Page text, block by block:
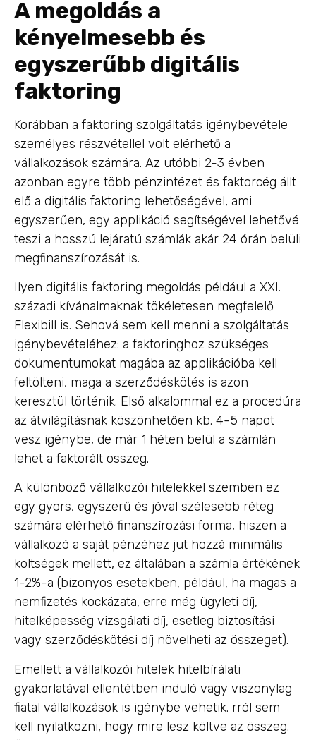
A megoldás a
kényelmesebb és
egyszerűbb digitális
faktoring
Korábban a faktoring szolgáltatás igénybevétele
személyes részvétellel volt elérhető a
vállalkozások számára. Az utóbbi 2-3 évben
azonban egyre több pénzintézet és faktorcég állt
elő a digitális faktoring lehetőségével, ami
egyszerűen, egy applikáció segítségével lehetővé
teszi a hosszú lejáratú számlák akár 24 órán belüli
megfinanszírozását is.
Ilyen digitális faktoring megoldás például a XXI.
századi kívánalmaknak tökéletesen megfelelő
Flexibill is. Sehová sem kell menni a szolgáltatás
igénybevételéhez: a faktoringhoz szükséges
dokumentumokat magába az applikációba kell
feltölteni, maga a szerződéskötés is azon
keresztül történik. Első alkalommal ez a procedúra
az átvilágításnak köszönhetően kb. 4-5 napot
vesz igénybe, de már 1 héten belül a számlán
lehet a faktorált összeg.
A különböző vállalkozói hitelekkel szemben ez
egy gyors, egyszerű és jóval szélesebb réteg
számára elérhető finanszírozási forma, hiszen a
vállalkozó a saját pénzéhez jut hozzá minimális
költségek mellett, ez általában a számla értékének
1-2%-a (bizonyos esetekben, például, ha magas a
nemfizetés kockázata, erre még ügyleti díj,
hitelképesség vizsgálati díj, esetleg biztosítási
vagy szerződéskötési díj növelheti az összeget).
Emellett a vállalkozói hitelek hitelbírálati
gyakorlatával ellentétben induló vagy viszonylag
fiatal vállalkozások is igénybe vehetik. rról sem
kell nyilatkozni, hogy mire lesz költve az összeg.